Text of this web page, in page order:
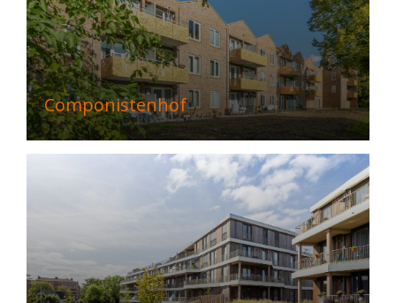
Componistenhof